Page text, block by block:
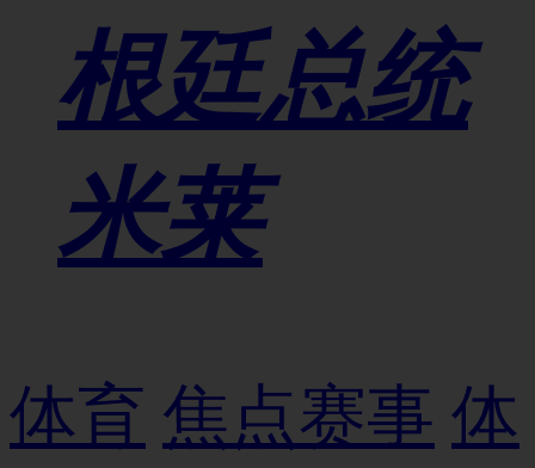
根廷总统
米莱
体育 焦点赛事 体